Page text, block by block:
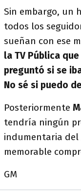
Sin embargo, un
todos los
sueñan con ese
la TV Pública
preguntó si se
No sé si puedo
Posteriormente
tendría ningún
indumentaria del
memorable
GM